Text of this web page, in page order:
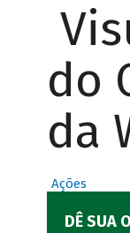
do
da
Ações
DÊ SUA